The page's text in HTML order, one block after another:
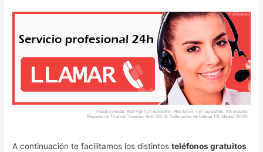
A continuación te facilitamos los distintosteléfonos gratuitos